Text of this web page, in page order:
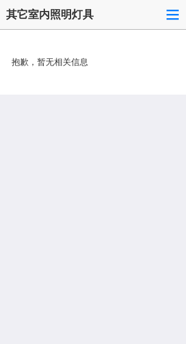
其它室内照明灯具
抱歉，暂无相关信息